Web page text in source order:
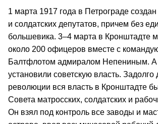
1 марта 1917 года в Петрограде
и солдатских депутатов, причем без
большевика. 3–4 марта в Кронштадте
около 200 офицеров вместе с
Балтфлотом адмиралом Непениным. А
установили советскую власть. Задолго
революции вся власть в Кронштадте
Совета матросских, солдатских и
Он взял под контроль все заводы и